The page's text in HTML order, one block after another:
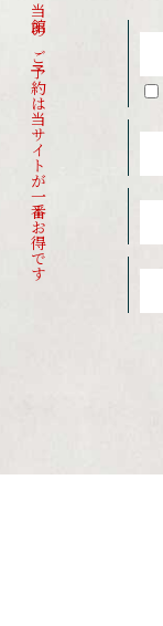
当館のご予約は当サイトが一番お得です